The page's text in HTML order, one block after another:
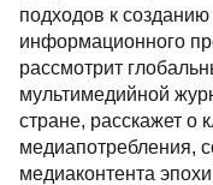
подходов к
информационного
рассмотрит
мультимедийной
стране, расскажет о
медиапотребления,
медиаконтента